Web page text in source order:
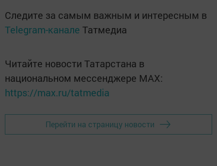
Следите за самым важным и интересным в
Telegram-канале Татмедиа
Читайте новости Татарстана в
национальном мессенджере MАХ:
https://max.ru/tatmedia
Перейти на страницу новости